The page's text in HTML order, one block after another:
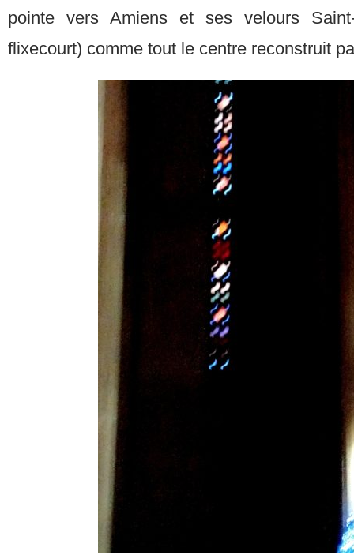
pointe vers Amiens et ses velours
flixecourt) comme tout le centre reconstruit